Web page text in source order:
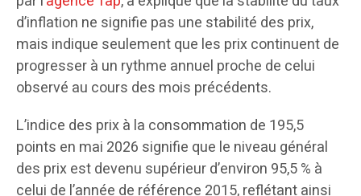
d’inflation ne signifie pas une stabilité des prix,
mais indique seulement que les prix continuent de
progresser à un rythme annuel proche de celui
observé au cours des mois précédents.
L’indice des prix à la consommation de 195,5
points en mai 2026 signifie que le niveau général
des prix est devenu supérieur d’environ 95,5 % à
celui de l’année de référence 2015, reflétant ainsi